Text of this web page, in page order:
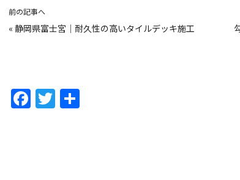
前の記事へ
« 静岡県富士宮｜耐久性の高いタイルデッキ施工
F
a
T
w